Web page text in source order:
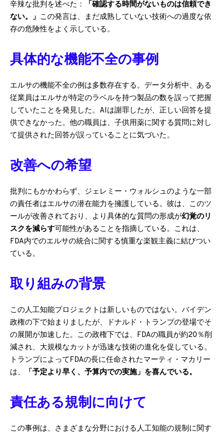
辛辣な批判を述べた：
「確認する時間がないものは信頼でき
ない。」 この発言は、まだ成熟していない技術への過度な依
存の危険性をよく示している。
具体的な機能不全の事例
エルサの機能不全の例は多数存在する。データ分析中、ある
従業員はエルサが特定のラベルを持つ製品の数を誤って把握
していたことを発見した。AIは謝罪したが、正しい回答を提
供できなかった。他の職員は、子供用薬に関する質問に対し
て提供された回答が誤っていることに気づいた。
改善への希望
批判にもかかわらず、ジェレミー・ウォルシュのような一部
の責任者はエルサの潜在能力を擁護している。彼は、このツ
ールが改善されており、より具体的な質問の形成が幻覚のリ
スクを減らす可能性があることを指摘している。これは、
FDA内でのエルサの統合に関する慎重な楽観主義に結びつい
ている。
取り組みの背景
この人工知能プロジェクトは新しいものではない。バイデン
政権の下で始まりましたが、ドナルド・トランプの登場でそ
の展開が加速した。この政権下では、FDAの職員が約20％削
減され、大規模なカットが迅速な技術の進化を促している。
トランプによってFDAの長に任命されたマーティ・マカリー
は、
「予定より早く、予算内での実施」を喜んでいる。
責任ある規制に向けて
この事例は、さまざまな分野における人工知能の規制に関す